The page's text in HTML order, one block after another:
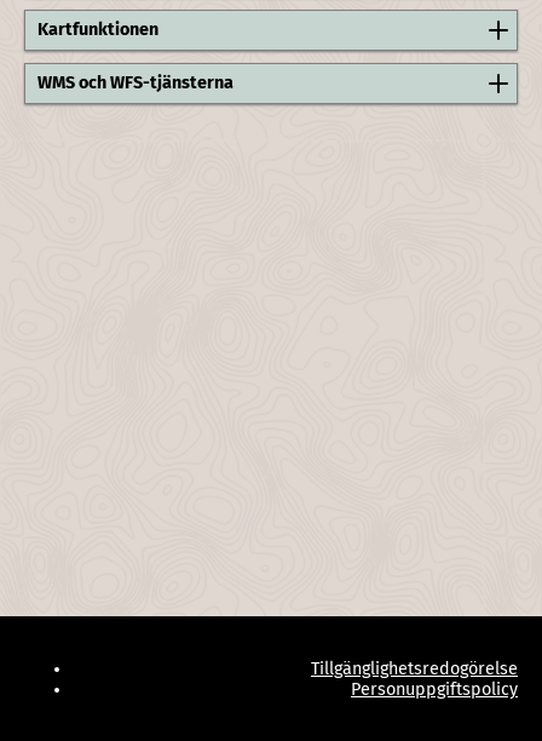
Kartfunktionen
WMS och WFS-tjänsterna
Tillgänglighetsredogörelse
Personuppgiftspolicy